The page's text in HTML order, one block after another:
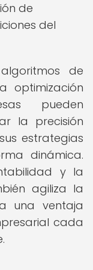
de
del
de
optimización
pueden
la precisión
estrategias
dinámica.
y la
agiliza la
una ventaja
cada